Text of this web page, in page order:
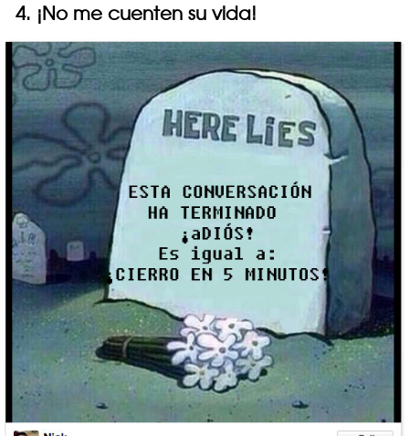
4. ¡No me cuenten su vida!